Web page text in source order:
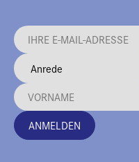
ANMELDEN